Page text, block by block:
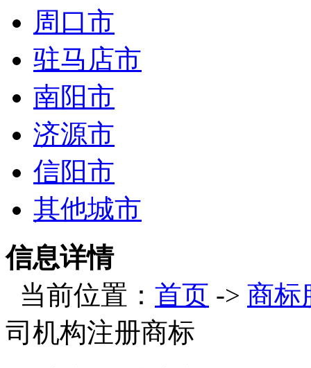
周口市
驻马店市
南阳市
济源市
信阳市
其他城市
信息详情
当前位置： 首页 -> 商标
司机构注册商标